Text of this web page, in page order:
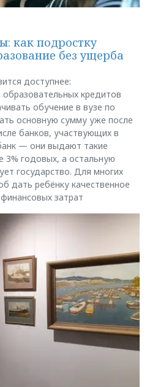
как подростку
без ущерба
доступнее:
кредитов
обучение в вузе по
основную сумму уже после
банков, участвующих в
— они выдают такие
3% годовых, а остальную
государство. Для многих
дать ребёнку качественное
затрат